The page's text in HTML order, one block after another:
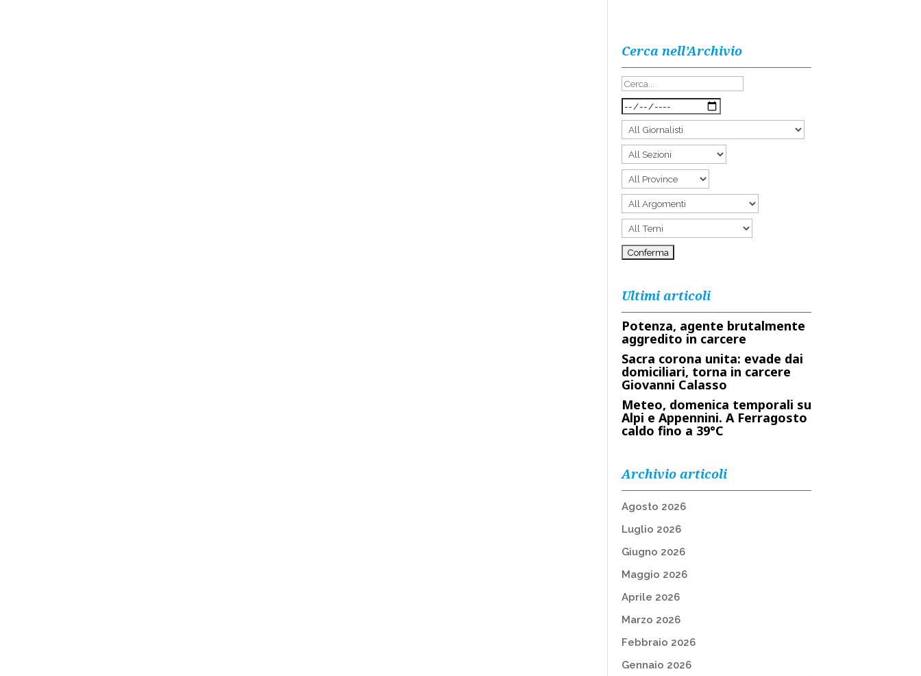
Cerca nell’Archivio
Ultimi articoli
Potenza, agente brutalmente
aggredito in carcere
Sacra corona unita: evade dai
domiciliari, torna in carcere
Giovanni Calasso
Meteo, domenica temporali su
Alpi e Appennini. A Ferragosto
caldo fino a 39°C
Archivio articoli
Agosto 2026
Luglio 2026
Giugno 2026
Maggio 2026
Aprile 2026
Marzo 2026
Febbraio 2026
Gennaio 2026